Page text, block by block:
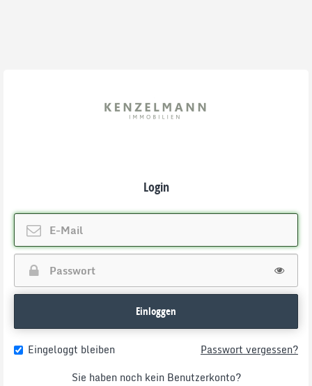
Login
Einloggen
Eingeloggt bleiben
Passwort vergessen?
Sie haben noch kein Benutzerkonto?